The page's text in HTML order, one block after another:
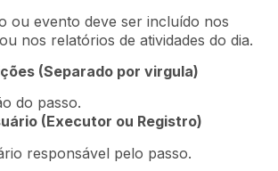
ou evento deve ser incluído nos
nos relatórios de atividades do dia.
(Separado por virgula)
do passo.
(Executor ou Registro)
responsável pelo passo.